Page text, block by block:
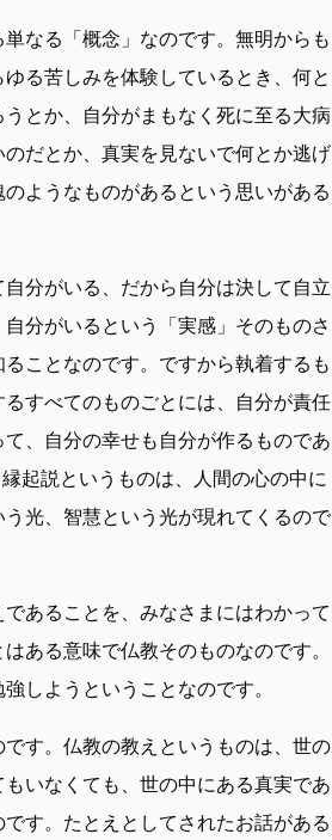
なる「概念」なのです。無明からも
る苦しみを体験しているとき、何と
とか、自分がまもなく死に至る大病
だとか、真実を見ないで何とか逃げ
ようなものがあるという思いがある
分がいる、だから自分は決して自立
分がいるという「実感」そのものさ
ことなのです。ですから執着するも
すべてのものごとには、自分が責任
、自分の幸せも自分が作るものであ
起説というものは、人間の心の中に
光、智慧という光が現れてくるので
あることを、みなさまにはわかって
ある意味で仏教そのものなのです。
しようということなのです。
す。仏教の教えというものは、世の
いなくても、世の中にある真実であ
す。たとえとしてされたお話がある